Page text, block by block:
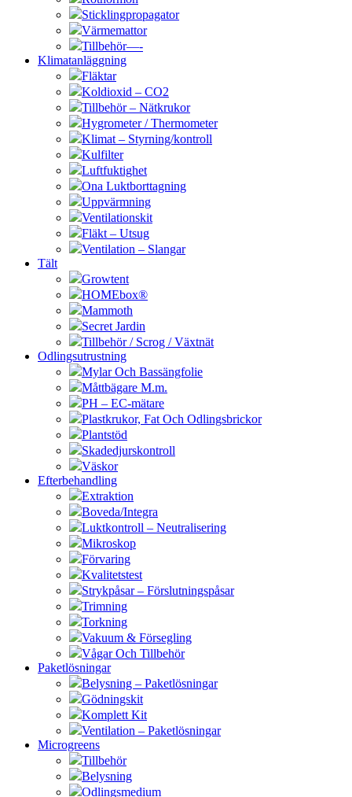
Sticklingpropagator
Värmemattor
Tillbehör—-
Klimatanläggning
Fläktar
Koldioxid – CO2
Tillbehör – Nätkrukor
Hygrometer / Thermometer
Klimat – Styrning/kontroll
Kulfilter
Luftfuktighet
Ona Luktborttagning
Uppvärmning
Ventilationskit
Fläkt – Utsug
Ventilation – Slangar
Tält
Growtent
HOMEbox®
Mammoth
Secret Jardin
Tillbehör / Scrog / Växtnät
Odlingsutrustning
Mylar Och Bassängfolie
Måttbägare M.m.
PH – EC-mätare
Plastkrukor, Fat Och Odlingsbrickor
Plantstöd
Skadedjurskontroll
Väskor
Efterbehandling
Extraktion
Boveda/Integra
Luktkontroll – Neutralisering
Mikroskop
Förvaring
Kvalitetstest
Strykpåsar – Förslutningspåsar
Trimning
Torkning
Vakuum & Försegling
Vågar Och Tillbehör
Paketlösningar
Belysning – Paketlösningar
Gödningskit
Komplett Kit
Ventilation – Paketlösningar
Microgreens
Tillbehör
Belysning
Odlingsmedium